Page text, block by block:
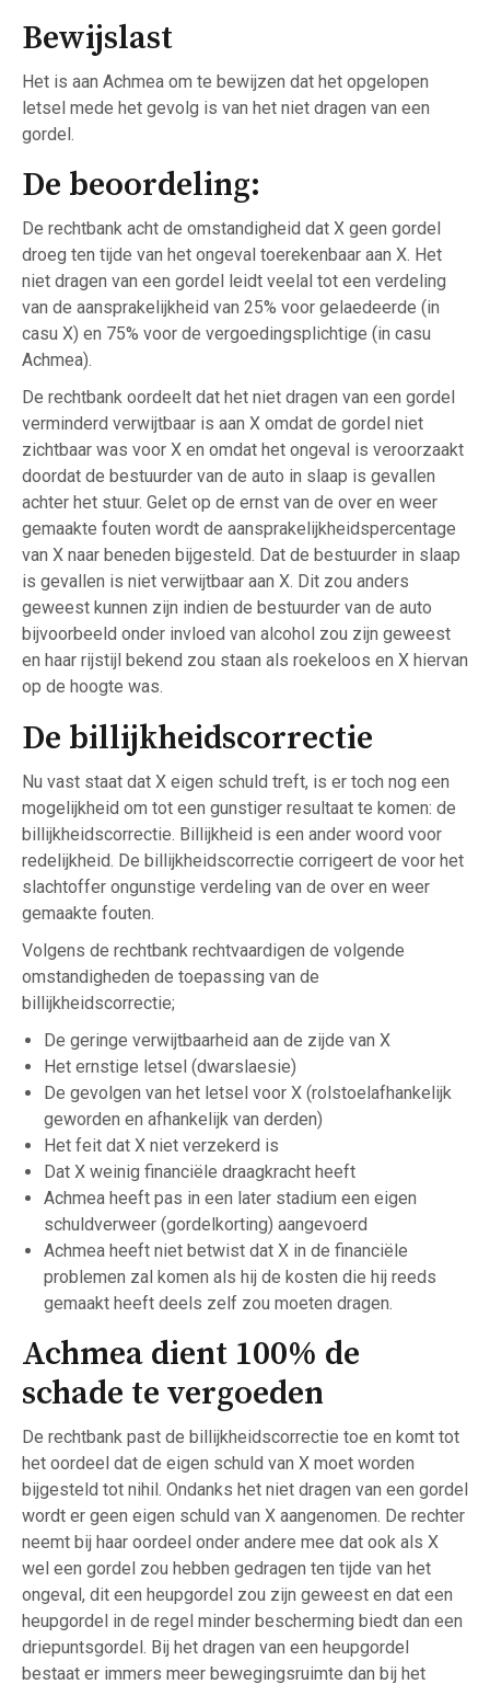
Bewijslast
Het is aan Achmea om te bewijzen dat het opgelopen
letsel mede het gevolg is van het niet dragen van een
gordel.
De beoordeling:
De rechtbank acht de omstandigheid dat X geen gordel
droeg ten tijde van het ongeval toerekenbaar aan X. Het
niet dragen van een gordel leidt veelal tot een verdeling
van de aansprakelijkheid van 25% voor gelaedeerde (in
casu X) en 75% voor de vergoedingsplichtige (in casu
Achmea).
De rechtbank oordeelt dat het niet dragen van een gordel
verminderd verwijtbaar is aan X omdat de gordel niet
zichtbaar was voor X en omdat het ongeval is veroorzaakt
doordat de bestuurder van de auto in slaap is gevallen
achter het stuur. Gelet op de ernst van de over en weer
gemaakte fouten wordt de aansprakelijkheidspercentage
van X naar beneden bijgesteld. Dat de bestuurder in slaap
is gevallen is niet verwijtbaar aan X. Dit zou anders
geweest kunnen zijn indien de bestuurder van de auto
bijvoorbeeld onder invloed van alcohol zou zijn geweest
en haar rijstijl bekend zou staan als roekeloos en X hiervan
op de hoogte was.
De billijkheidscorrectie
Nu vast staat dat X eigen schuld treft, is er toch nog een
mogelijkheid om tot een gunstiger resultaat te komen: de
billijkheidscorrectie. Billijkheid is een ander woord voor
redelijkheid. De billijkheidscorrectie corrigeert de voor het
slachtoffer ongunstige verdeling van de over en weer
gemaakte fouten.
Volgens de rechtbank rechtvaardigen de volgende
omstandigheden de toepassing van de
billijkheidscorrectie;
De geringe verwijtbaarheid aan de zijde van X
Het ernstige letsel (dwarslaesie)
De gevolgen van het letsel voor X (rolstoelafhankelijk
geworden en afhankelijk van derden)
Het feit dat X niet verzekerd is
Dat X weinig financiële draagkracht heeft
Achmea heeft pas in een later stadium een eigen
schuldverweer (gordelkorting) aangevoerd
Achmea heeft niet betwist dat X in de financiële
problemen zal komen als hij de kosten die hij reeds
gemaakt heeft deels zelf zou moeten dragen.
Achmea dient 100% de
schade te vergoeden
De rechtbank past de billijkheidscorrectie toe en komt tot
het oordeel dat de eigen schuld van X moet worden
bijgesteld tot nihil. Ondanks het niet dragen van een gordel
wordt er geen eigen schuld van X aangenomen. De rechter
neemt bij haar oordeel onder andere mee dat ook als X
wel een gordel zou hebben gedragen ten tijde van het
ongeval, dit een heupgordel zou zijn geweest en dat een
heupgordel in de regel minder bescherming biedt dan een
driepuntsgordel. Bij het dragen van een heupgordel
bestaat er immers meer bewegingsruimte dan bij het